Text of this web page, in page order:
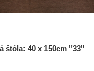
štóla: 40 x 150cm "33"